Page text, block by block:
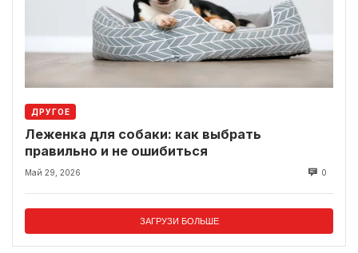
ДРУГОЕ
Леженка для собаки: как выбрать
правильно и не ошибиться
Май 29, 2026 0
ЗАГРУЗИ БОЛЬШЕ